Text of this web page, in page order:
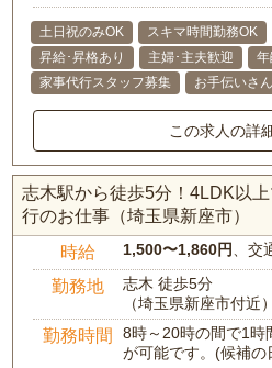
土日祝のみOK スキマ時間勤務OK
昇給･昇格あり
主婦･主夫歓迎 年
家事代行スタッフ募集
お手伝いさ
この求人の詳
志木駅から徒歩5分！4LDK以
行のお仕事（埼玉県新座市）
時給 1,500〜1,860円 、
勤務地
志木 徒歩5分
（埼玉県新座市付近）
勤務時間
8時～20時の間で1時
が可能です。(候補の